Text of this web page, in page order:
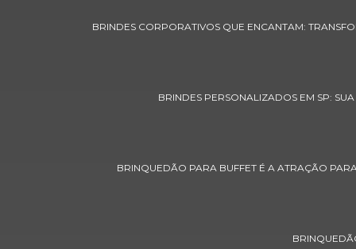
BRINDES CORPORATIVOS QUE ENCANTAM:
BRINDES PERSONALIZADOS EM SP:
BRINQUEDÃO PARA BUFFET É A ATRAÇÃO
Agência de Promoção de Vendas:
Impulsione Seu Negócio
estratégias eficientes